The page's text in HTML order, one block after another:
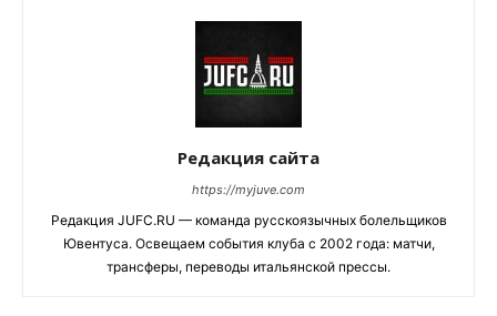
Редакция сайта
https://myjuve.com
Редакция JUFC.RU — команда русскоязычных болельщиков
Ювентуса. Освещаем события клуба с 2002 года: матчи,
трансферы, переводы итальянской прессы.